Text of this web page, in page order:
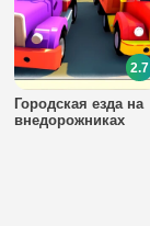
Городская езда на
внедорожниках
2.7